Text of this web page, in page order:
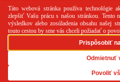
PR článok
používania cookies
RSS